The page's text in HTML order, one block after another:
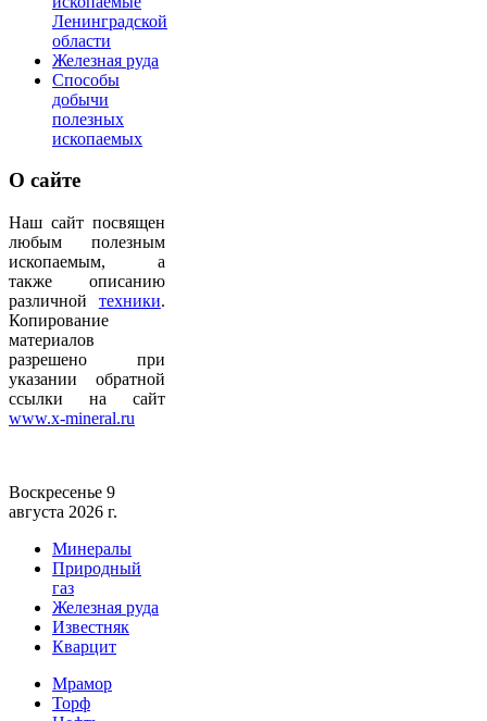
Ленинградской
области
Железная руда
Способы
добычи
полезных
ископаемых
О сайте
Наш сайт посвящен
любым полезным
ископаемым, а
также описанию
различной техники.
Копирование
материалов
разрешено при
указании обратной
ссылки на сайт
www.x-mineral.ru
Воскресенье 9
августа 2026 г.
Минералы
Природный
газ
Железная руда
Известняк
Кварцит
Мрамор
Торф